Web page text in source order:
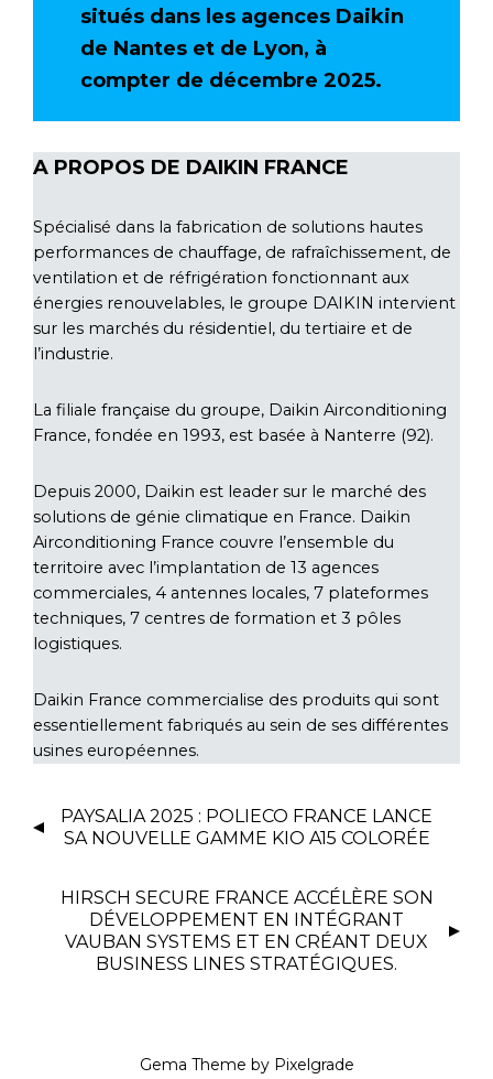
situés dans les agences Daikin
de Nantes et de Lyon, à
compter de décembre 2025.
A PROPOS DE DAIKIN FRANCE
Spécialisé dans la fabrication de solutions hautes
performances de chauffage, de rafraîchissement, de
ventilation et de réfrigération fonctionnant aux
énergies renouvelables, le groupe DAIKIN intervient
sur les marchés du résidentiel, du tertiaire et de
l’industrie.
La filiale française du groupe, Daikin Airconditioning
France, fondée en 1993, est basée à Nanterre (92).
Depuis 2000, Daikin est leader sur le marché des
solutions de génie climatique en France. Daikin
Airconditioning France couvre l’ensemble du
territoire avec l’implantation de 13 agences
commerciales, 4 antennes locales, 7 plateformes
techniques, 7 centres de formation et 3 pôles
logistiques.
Daikin France commercialise des produits qui sont
essentiellement fabriqués au sein de ses différentes
usines européennes.
PAYSALIA 2025 : POLIECO FRANCE LANCE
SA NOUVELLE GAMME KIO A15 COLORÉE
HIRSCH SECURE FRANCE ACCÉLÈRE SON
DÉVELOPPEMENT EN INTÉGRANT
VAUBAN SYSTEMS ET EN CRÉANT DEUX
BUSINESS LINES STRATÉGIQUES.
Gema Theme by Pixelgrade